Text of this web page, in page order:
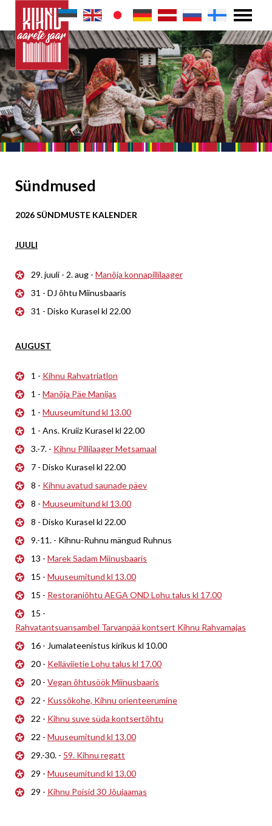
Sündmused
2026 SÜNDMUSTE KALENDER
JUULI
29. juuli - 2. aug - Manõja konnapillilaager
31 - DJ õhtu Miinusbaaris
31 - Disko Kurasel kl 22.00
AUGUST
1 - Kihnu Rahvatriatlon
1 - Manõja Päe Manijas
1 - Muuseumitund kl 13.00
1 - Ans. Kruiiz Kurasel kl 22.00
3.-7. - Kihnu Pillilaager Metsamaal
7 - Disko Kurasel kl 22.00
8 - Kihnu avatud saunade päev
8 - Muuseumitund kl 13.00
8 - Disko Kurasel kl 22.00
9.-11. - Kihnu-Ruhnu mängud Ruhnus
13 - Marek Sadam Miinusbaaris
15 - Muuseumitund kl 13.00
15 - Restoraniõhtu AEGA OND Lohu talus kl 17.00
15 -
Rahvatantsuansambel Tarvanpää kontsert Kihnu Rahvamajas
16 - Jumalateenistus kirikus kl 10.00
20 - Kelläviietie Lohu talus kl 17.00
20 - Vegan õhtusöök Miinusbaaris
22 - Kussõkohe, Kihnu orienteerumine
22 - Kihnu suve süda kontsertõhtu
22 - Muuseumitund kl 13.00
29.-30. - 59. Kihnu regatt
29 - Muuseumitund kl 13.00
29 - Kihnu Poisid 30 Jõujaamas